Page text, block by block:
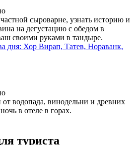
сыроварне, узнать историю и
на дегустацию с обедом в
своими руками в тандыре.
дня: Хор Вирап, Татев, Нораванк,
водопада, винодельни и древних
в отеле в горах.
туриста